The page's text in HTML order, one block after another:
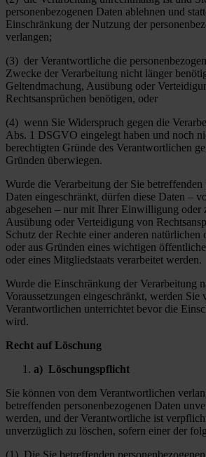
personenbezogenen Daten ablehnen und
Einschränkung der Nutzung der
verlangen;
(3) der Verantwortliche die
Zwecke der Verarbeitung nicht länger
Geltendmachung, Ausübung oder
Rechtsansprüchen benötigen, oder
(4) wenn Sie Widerspruch gegen die
Abs. 1 DSGVO eingelegt haben und noch
berechtigten Gründe des Verantwortlichen
Gründen überwiegen.
Wurde die Verarbeitung der Sie betreffenden
Daten eingeschränkt, dürfen diese Daten –
abgesehen – nur mit Ihrer Einwilligung oder
Ausübung oder Verteidigung von
Schutz der Rechte einer anderen natürlichen
oder aus Gründen eines wichtigen
oder eines Mitgliedstaats verarbeitet werden.
Wurde die Einschränkung der Verarbeitung
Voraussetzungen eingeschränkt, werden Sie
Verantwortlichen unterrichtet bevor die
wird.
Recht auf Löschung
a) Löschungspflicht
Sie können von dem Verantwortlichen
betreffenden personenbezogenen Daten
werden, und der Verantwortliche ist
unverzüglich zu löschen, sofern einer der